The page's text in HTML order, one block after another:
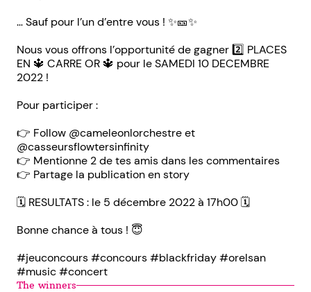
… Sauf pour l’un d’entre vous ! ✨🎫✨
Nous vous offrons l’opportunité de gagner 2️⃣ PLACES
EN 🔱 CARRE OR 🔱 pour le SAMEDI 10 DECEMBRE
2022 !
Pour participer :
👉 Follow @cameleonlorchestre et
@casseursflowtersinfinity
👉 Mentionne 2 de tes amis dans les commentaires
👉 Partage la publication en story
🗓 RESULTATS : le 5 décembre 2022 à 17h00 🗓
Bonne chance à tous ! 😇
#jeuconcours #concours #blackfriday #orelsan
#music #concert
The winners